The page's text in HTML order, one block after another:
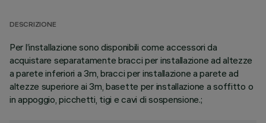
DESCRIZIONE
Per l’installazione sono disponibili come accessori da
acquistare separatamente bracci per installazione ad altezze
a parete inferiori a 3m, bracci per installazione a parete ad
altezze superiore ai 3m, basette per installazione a soffitto o
in appoggio, picchetti, tigi e cavi di sospensione.;